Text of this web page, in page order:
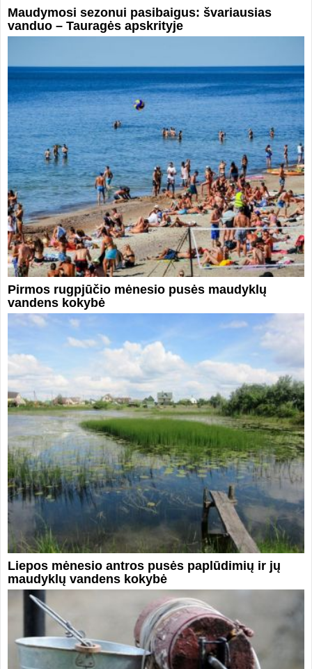
Maudymosi sezonui pasibaigus: švariausias
vanduo – Tauragės apskrityje
Pirmos rugpjūčio mėnesio pusės maudyklų
vandens kokybė
Liepos mėnesio antros pusės paplūdimių ir jų
maudyklų vandens kokybė